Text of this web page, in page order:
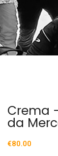
Crema
da
€80.00